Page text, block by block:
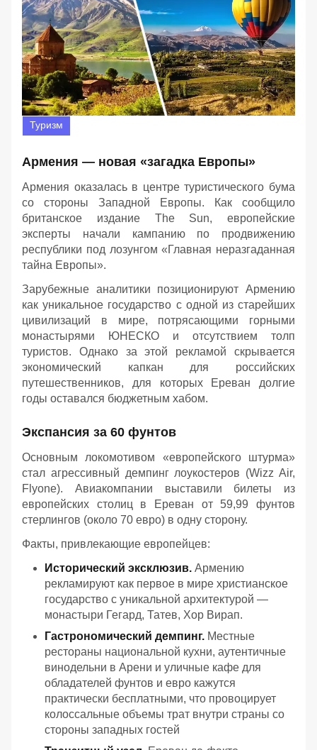
Туризм
Армения — новая «загадка Европы»
Армения оказалась в центре туристического бума
со стороны Западной Европы. Как сообщило
британское издание The Sun, европейские
эксперты начали кампанию по продвижению
республики под лозунгом «Главная неразгаданная
тайна Европы».
Зарубежные аналитики позиционируют Армению
как уникальное государство с одной из старейших
цивилизаций в мире, потрясающими горными
монастырями ЮНЕСКО и отсутствием толп
туристов. Однако за этой рекламой скрывается
экономический капкан для российских
путешественников, для которых Ереван долгие
годы оставался бюджетным хабом.
Экспансия за 60 фунтов
Основным локомотивом «европейского штурма»
стал агрессивный демпинг лоукостеров (Wizz Air,
Flyone). Авиакомпании выставили билеты из
европейских столиц в Ереван от 59,99 фунтов
стерлингов (около 70 евро) в одну сторону.
Факты, привлекающие европейцев:
Исторический эксклюзив. Армению
рекламируют как первое в мире христианское
государство с уникальной архитектурой —
монастыри Гегард, Татев, Хор Вирап.
Гастрономический демпинг. Местные
рестораны национальной кухни, аутентичные
винодельни в Арени и уличные кафе для
обладателей фунтов и евро кажутся
практически бесплатными, что провоцирует
колоссальные объемы трат внутри страны со
стороны западных гостей